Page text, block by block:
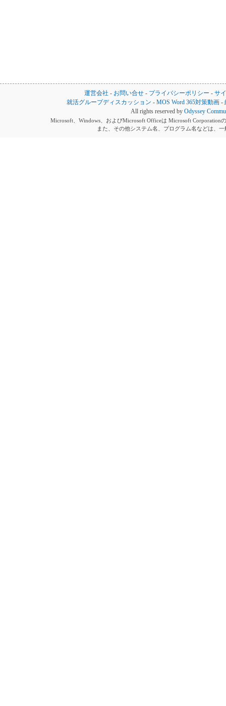
運営会社 - お問い合せ - プライバシーポリシー - サ
就活グループディスカッション -MOS Word 365対策動画 -
All rights reserved by Odyssey
Microsoft、Windows、およびMicrosoft Officeは Microsoft Corporation
また、その他システム名、プログラム名などは、